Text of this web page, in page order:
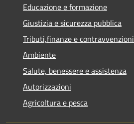
Educazione e formazione
Giustizia e sicurezza pubblica
Tributi,finanze e contravvenzioni
Ambiente
Salute, benessere e assistenza
Autorizzazioni
Agricoltura e pesca